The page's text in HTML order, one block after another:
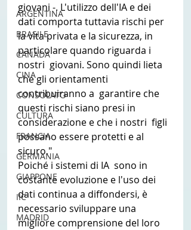
ARGENTINA
BRASILE
CANADA
CINA
CONSOLATO
CULTURA
FRANCIA
GERMANIA
GIAPPONE
IIC
MADRID
giovani -. L'utilizzo dell'IA e dei
dati comporta tuttavia rischi per
la vita privata e la sicurezza, in
particolare quando riguarda i
nostri  giovani. Sono quindi lieta
che gli orientamenti
contribuiranno a  garantire che
questi rischi siano presi in
considerazione e che i nostri  figli
possano essere protetti e al
sicuro."
Poiché i sistemi di IA  sono in
costante evoluzione e l'uso dei
dati continua a diffondersi, è
necessario sviluppare una
migliore comprensione del loro